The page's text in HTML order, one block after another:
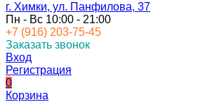
г. Химки, ул. Панфилова, 37
Пн - Вс 10:00 - 21:00
+7 (916) 203-75-45
Заказать звонок
Вход
Регистрация
0
Корзина